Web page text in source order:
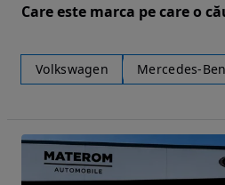
Care este marca pe care o
Volkswagen Mercedes-